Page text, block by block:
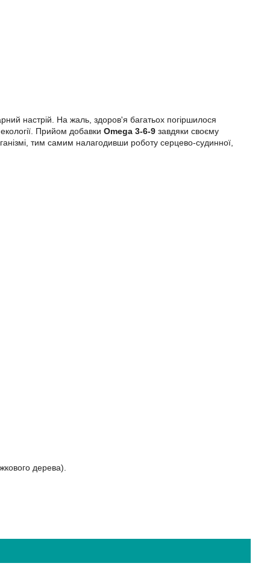
настрій. На жаль, здоров'я багатьох погіршилося
екології. Прийом добавки Omega 3-6-9 завдяки своєму
тим самим налагодивши роботу серцево-судинної,
дерева).